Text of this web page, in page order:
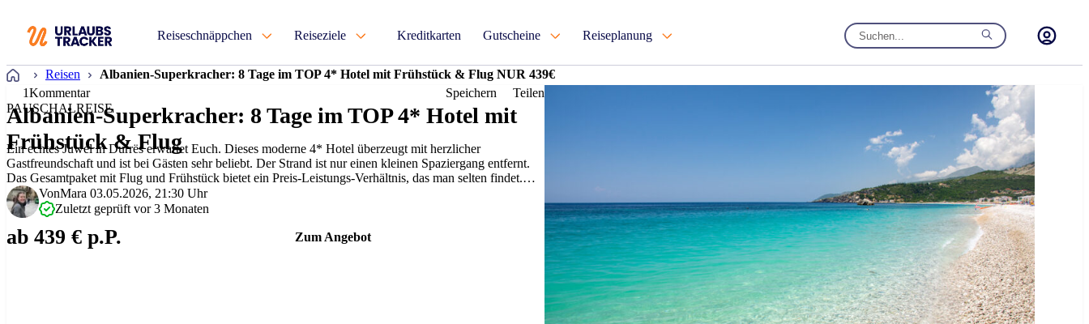
Reiseschnäppchen Reiseziele Kreditkarten Gutscheine Reiseplanung
Startseite
Reisen
Albanien-Superkracher: 8 Tage im TOP 4* Hotel mit Frühstück & Flug NUR 439€
1Kommentar Speichern
Teilen
PAUSCHALREISE
Albanien-Superkracher: 8 Tage im TOP 4* Hotel mit
Frühstück & Flug
Ein echtes Juwel in Durrës erwartet Euch. Dieses moderne 4* Hotel überzeugt mit herzlicher
Gastfreundschaft und ist bei Gästen sehr beliebt. Der Strand ist nur einen kleinen Spaziergang entfernt.
Das Gesamtpaket mit Flug und Frühstück bietet ein Preis-Leistungs-Verhältnis, das man selten findet.
Perfekt, um das authentische…
VonMara 03.05.2026, 21:30 Uhr
Zuletzt geprüft vor 3 Monaten
ab 439 € p.P. Zum Angebot